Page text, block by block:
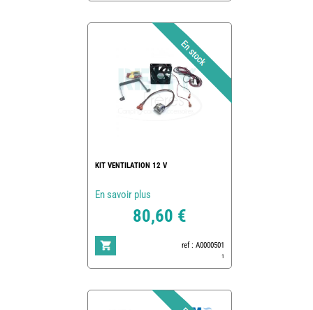
KIT VENTILATION 12 V
En savoir plus
80,60 €
ref : A0000501
1